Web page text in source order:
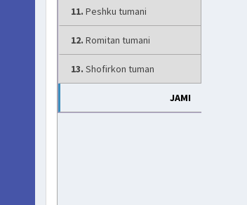
11. Peshku tumani
12. Romitan tumani
13. Shofirkon tuman
JAMI